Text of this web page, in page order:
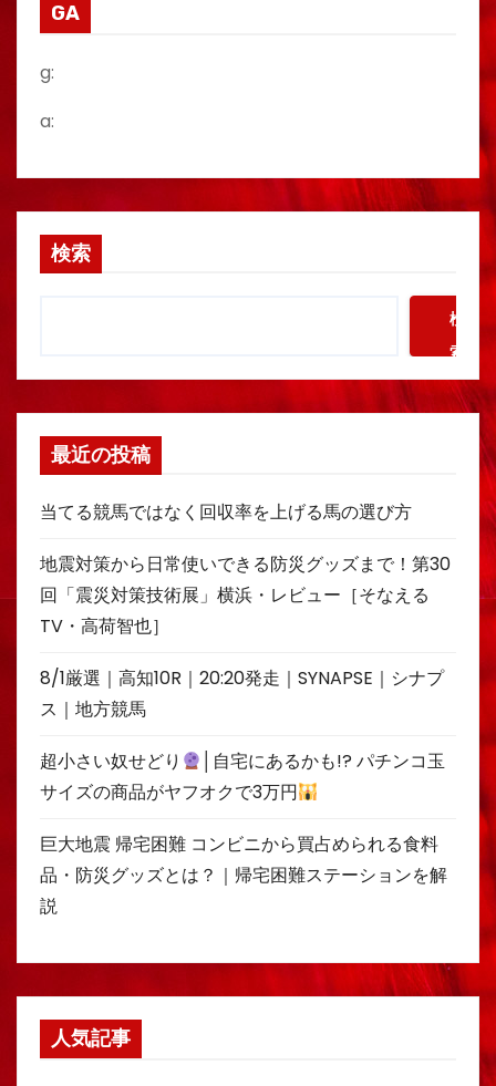
GA
g:
a:
検索
検
索
最近の投稿
当てる競馬ではなく回収率を上げる馬の選び方
地震対策から日常使いできる防災グッズまで！第30
回「震災対策技術展」横浜・レビュー［そなえる
TV・高荷智也］
8/1厳選｜高知10R｜20:20発走｜SYNAPSE｜シナプ
ス｜地方競馬
超小さい奴せどり
│自宅にあるかも!? パチンコ玉
サイズの商品がヤフオクで3万円
巨大地震 帰宅困難 コンビニから買占められる食料
品・防災グッズとは？｜帰宅困難ステーションを解
説
人気記事